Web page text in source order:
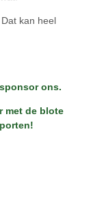
kan heel
ons.
met de blote